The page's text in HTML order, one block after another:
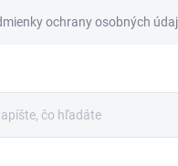
ochrany osobných